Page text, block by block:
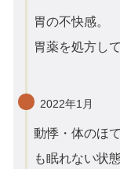
胃の不快感。
胃薬を処方し
2022年1月
動悸・体のほ
も眠れない状態